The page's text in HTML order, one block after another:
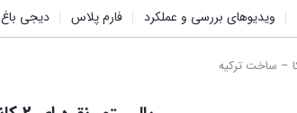
ویدیوهای بررسی و عملکرد فارم پلاس دیجی باغ